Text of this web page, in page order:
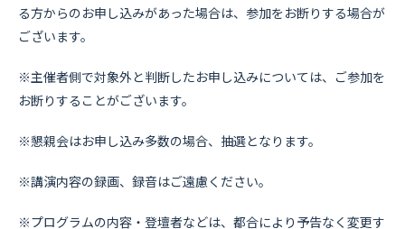
る方からのお申し込みがあった場合は、参加をお断りする場合が
ございます。
※主催者側で対象外と判断したお申し込みについては、ご参加を
お断りすることがございます。
※懇親会はお申し込み多数の場合、抽選となります。
※講演内容の録画、録音はご遠慮ください。
※プログラムの内容・登壇者などは、都合により予告なく変更す